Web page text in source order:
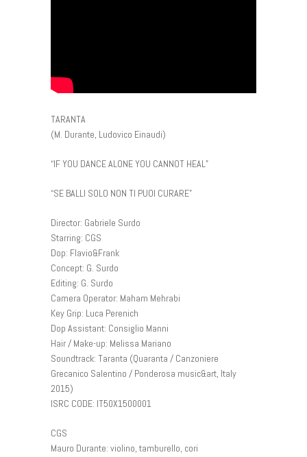
TARANTA
(M. Durante, Ludovico Einaudi)
“IF YOU DANCE ALONE YOU CANNOT HEAL”
“SE BALLI SOLO NON TI PUOI CURARE”
Director: Gabriele Surdo
Starring: CGS
Dop: Flavio&Frank
Concept: G. Surdo
Editing: G. Surdo
Camera Operator: Maham Mehrabi
Key Grip: Luca Perenich
Dop Assistant: Consiglio Manni
Hair / Make-up: Melissa Mariano
Soundtrack: Taranta (Quaranta / Canzoniere
Grecanico Salentino / Ponderosa music&art, Italy
2015)
ISRC CODE: IT50X1500001
CGS
Mauro Durante: violino, tamburello, cori